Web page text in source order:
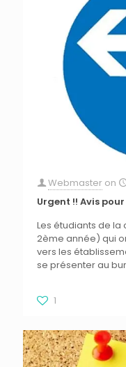
Webmaster on
Urgent !! Avis
Les étudiants de
2ème année) qui
vers les
se présenter au
1